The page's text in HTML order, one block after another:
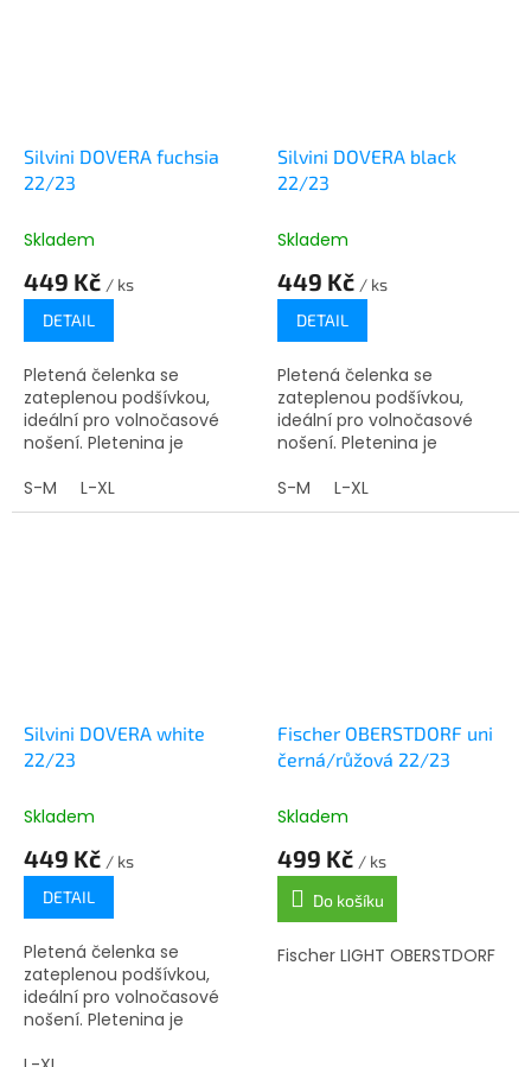
Silvini DOVERA fuchsia
22/23
Skladem
449 Kč / ks
DETAIL
Pletená čelenka se
zateplenou podšívkou,
ideální pro volnočasové
nošení. Pletenina je
merino (7%).
S-M L-XL
Silvini DOVERA black
22/23
Skladem
449 Kč / ks
DETAIL
Pletená čelenka se
zateplenou podšívkou,
ideální pro volnočasové
nošení. Pletenina je
merino (7%).
S-M L-XL
Silvini DOVERA white
22/23
Skladem
449 Kč / ks
DETAIL
Pletená čelenka se
zateplenou podšívkou,
ideální pro volnočasové
nošení. Pletenina je
Fischer OBERSTDORF uni
černá/růžová 22/23
Skladem
499 Kč / ks
Do košíku
Fischer LIGHT OBERSTDORF